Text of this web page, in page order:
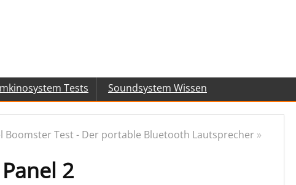
Tests Soundsystem Wissen
Boomster Test - Der portable Bluetooth Lautsprecher »
2